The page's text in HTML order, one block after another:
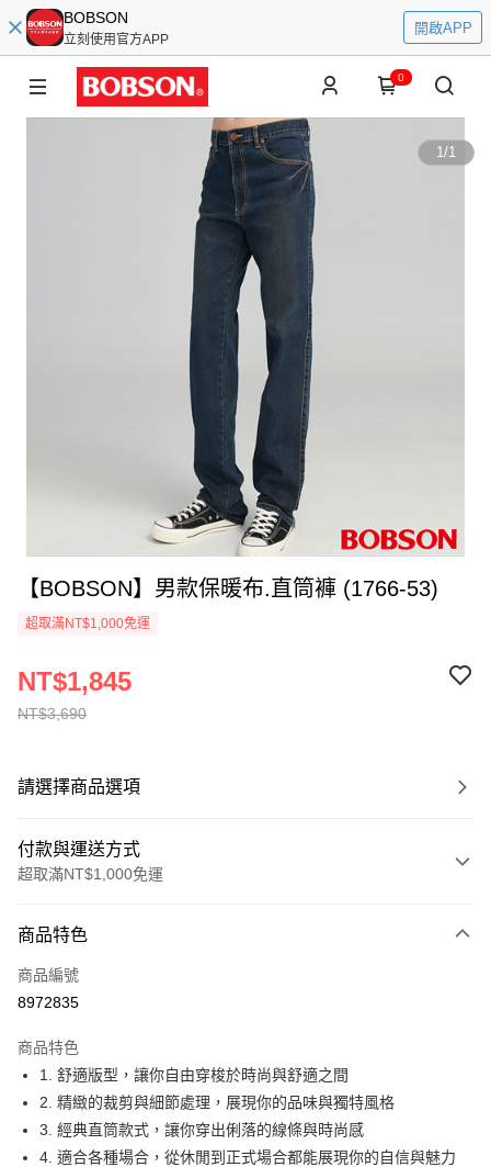
BOBSON
立刻使用官方APP
開啟APP
0
1/1
【BOBSON】男款保暖布.直筒褲 (1766-53)
超取滿NT$1,000免運
NT$3,690
NT$1,845
請選擇商品選項
付款與運送方式
超取滿NT$1,000免運
信用卡一次付款
Apple Pay
運送方式
付款後全家取貨
每筆NT$60，滿NT$1,000(含以上)免運費
商品特色
商品編號
8972835
商品特色
1. 舒適版型，讓你自由穿梭於時尚與舒適之間
2. 精緻的裁剪與細節處理，展現你的品味與獨特風格
3. 經典直筒款式，讓你穿出俐落的線條與時尚感
4. 適合各種場合，從休閒到正式場合都能展現你的自信與魅力